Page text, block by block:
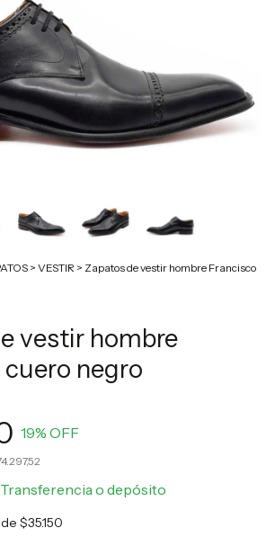
> VESTIR > Zapatos de vestir hombre Francisco
vestir hombre
negro
19% OFF
Transferencia o depósito
$35.150